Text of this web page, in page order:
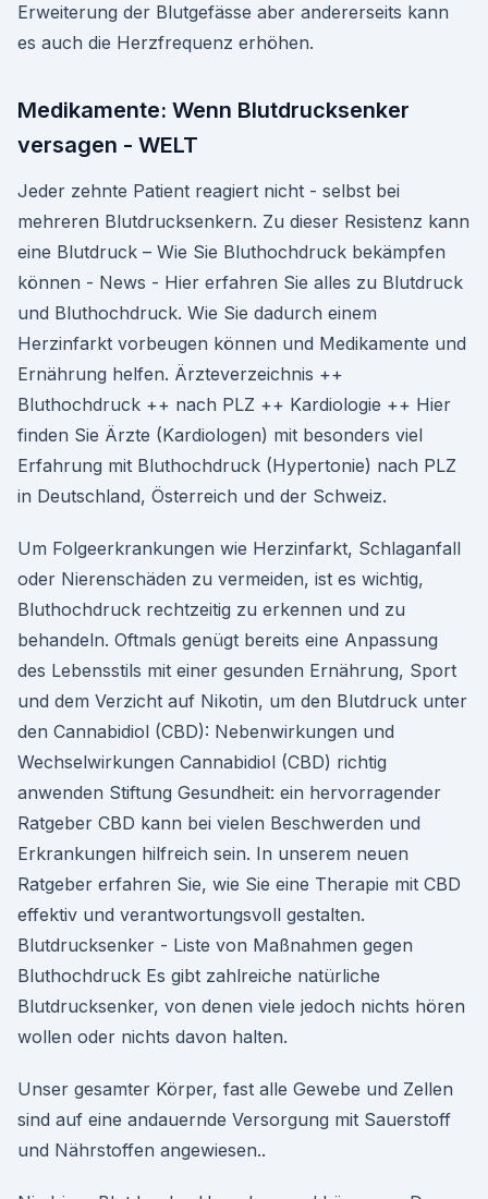
Erweiterung der Blutgefässe aber andererseits kann
es auch die Herzfrequenz erhöhen.
Medikamente: Wenn Blutdrucksenker
versagen - WELT
Jeder zehnte Patient reagiert nicht - selbst bei
mehreren Blutdrucksenkern. Zu dieser Resistenz kann
eine Blutdruck – Wie Sie Bluthochdruck bekämpfen
können - News - Hier erfahren Sie alles zu Blutdruck
und Bluthochdruck. Wie Sie dadurch einem
Herzinfarkt vorbeugen können und Medikamente und
Ernährung helfen. Ärzteverzeichnis ++
Bluthochdruck ++ nach PLZ ++ Kardiologie ++ Hier
finden Sie Ärzte (Kardiologen) mit besonders viel
Erfahrung mit Bluthochdruck (Hypertonie) nach PLZ
in Deutschland, Österreich und der Schweiz.
Um Folgeerkrankungen wie Herzinfarkt, Schlaganfall
oder Nierenschäden zu vermeiden, ist es wichtig,
Bluthochdruck rechtzeitig zu erkennen und zu
behandeln. Oftmals genügt bereits eine Anpassung
des Lebensstils mit einer gesunden Ernährung, Sport
und dem Verzicht auf Nikotin, um den Blutdruck unter
den Cannabidiol (CBD): Nebenwirkungen und
Wechselwirkungen Cannabidiol (CBD) richtig
anwenden Stiftung Gesundheit: ein hervorragender
Ratgeber CBD kann bei vielen Beschwerden und
Erkrankungen hilfreich sein. In unserem neuen
Ratgeber erfahren Sie, wie Sie eine Therapie mit CBD
effektiv und verantwortungsvoll gestalten.
Blutdrucksenker - Liste von Maßnahmen gegen
Bluthochdruck Es gibt zahlreiche natürliche
Blutdrucksenker, von denen viele jedoch nichts hören
wollen oder nichts davon halten.
Unser gesamter Körper, fast alle Gewebe und Zellen
sind auf eine andauernde Versorgung mit Sauerstoff
und Nährstoffen angewiesen..